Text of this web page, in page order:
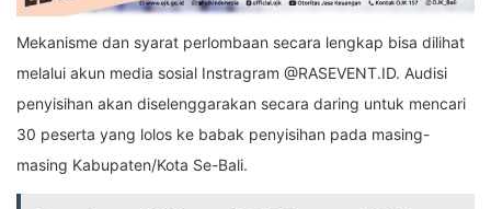
Mekanisme dan syarat perlombaan secara lengkap bisa dilihat
melalui akun media sosial Instragram @RASEVENT.ID. Audisi
penyisihan akan diselenggarakan secara daring untuk mencari
30 peserta yang lolos ke babak penyisihan pada masing-
masing Kabupaten/Kota Se-Bali.